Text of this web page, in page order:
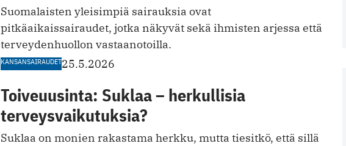
Suomalaisten yleisimpiä sairauksia ovat
pitkäaikaissairaudet, jotka näkyvät sekä ihmisten arjessa että
terveydenhuollon vastaanotoilla.
KANSANSAIRAUDET25.5.2026
Toiveuusinta: Suklaa – herkullisia
terveysvaikutuksia?
Suklaa on monien rakastama herkku, mutta tiesitkö, että sillä